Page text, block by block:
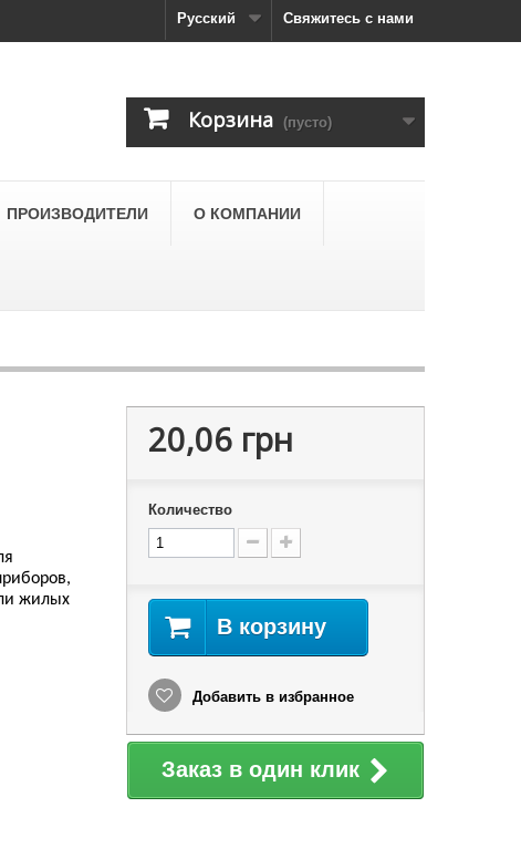
Свяжитесь с нами
Русский
Корзина (пусто)
ПРОИЗВОДИТЕЛИ О КОМПАНИИ
жилых
20,06 грн
Количество
В корзину
Добавить в избранное
Заказ в один клик